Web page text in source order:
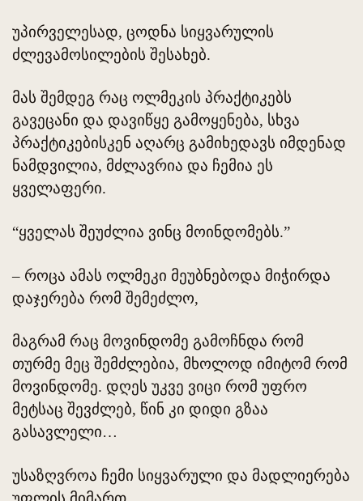
უპირველესად, ცოდნა სიყვარულის
ძლევამოსილების შესახებ.
მას შემდეგ რაც ოლმეკის პრაქტიკებს
გავეცანი და დავიწყე გამოყენება, სხვა
პრაქტიკებისკენ აღარც გამიხედავს იმდენად
ნამდვილია, მძლავრია და ჩემია ეს
ყველაფერი.
“ყველას შეუძლია ვინც მოინდომებს.”
– როცა ამას ოლმეკი მეუბნებოდა მიჭირდა
დაჯერება რომ შემეძლო,
მაგრამ რაც მოვინდომე გამოჩნდა რომ
თურმე მეც შემძლებია, მხოლოდ იმიტომ რომ
მოვინდომე. დღეს უკვე ვიცი რომ უფრო
მეტსაც შევძლებ, წინ კი დიდი გზაა
გასავლელი…
უსაზღვროა ჩემი სიყვარული და მადლიერება